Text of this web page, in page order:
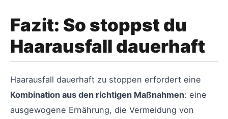
Fazit: So stoppst du
Haarausfall dauerhaft
Haarausfall dauerhaft zu stoppen erfordert eine
Kombination aus den richtigen Maßnahmen: eine
ausgewogene Ernährung, die Vermeidung von